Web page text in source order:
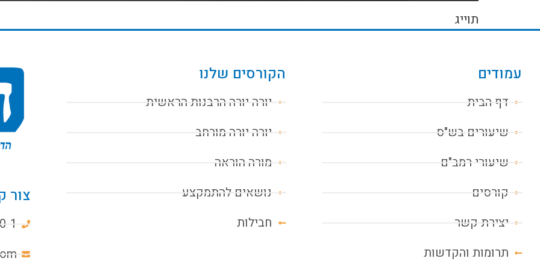
תוייג
עמודים
דף הבית
שיעורים בש"ס
שיעורי רמב"ם
קורסים
יצירת קשר
תרומות והקדשות
הקורסים שלנו
יורה יורה הרבנות הראשית
יורה יורה מורחב
מורה הוראה
נושאים להתמקצע
חבילות
צור
1